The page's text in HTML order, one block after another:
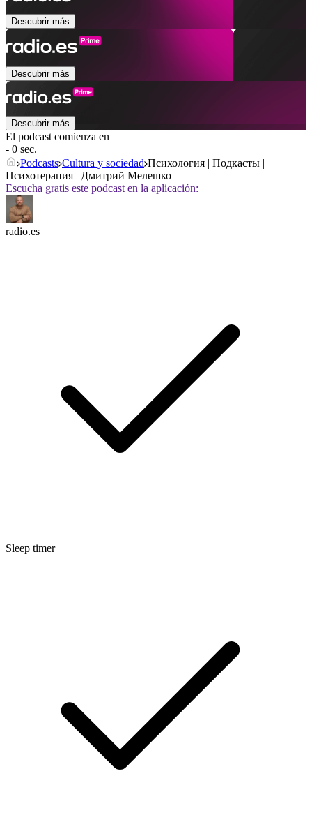
Descubrir más
Descubrir más
Descubrir más
El podcast comienza en
- 0 sec.
Podcasts Cultura y sociedad Психология | Подкасты |
Психотерапия | Дмитрий Мелешко
Escucha gratis este podcast en la aplicación:
radio.es
Sleep timer